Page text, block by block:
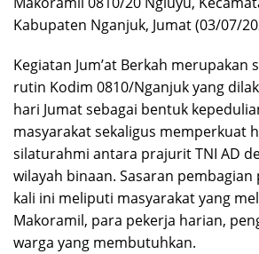
Kabupaten Nganjuk, Jumat (03/07/
Kegiatan Jum’at Berkah merupakan
rutin Kodim 0810/Nganjuk yang
hari Jumat sebagai bentuk
masyarakat sekaligus memperkuat
silaturahmi antara prajurit TNI AD
wilayah binaan. Sasaran pembagian
kali ini meliputi masyarakat yang
Makoramil, para pekerja harian,
warga yang membutuhkan.